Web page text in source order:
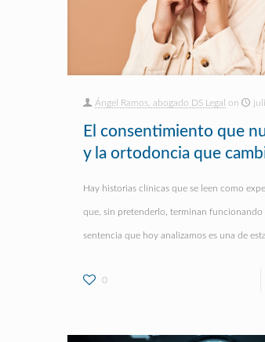
Ángel Ramos, abogado DS Legal on
El consentimiento que
y la ortodoncia que
Hay historias clínicas que se leen como
que, sin pretenderlo, terminan funcionando
sentencia que hoy analizamos es una de
0